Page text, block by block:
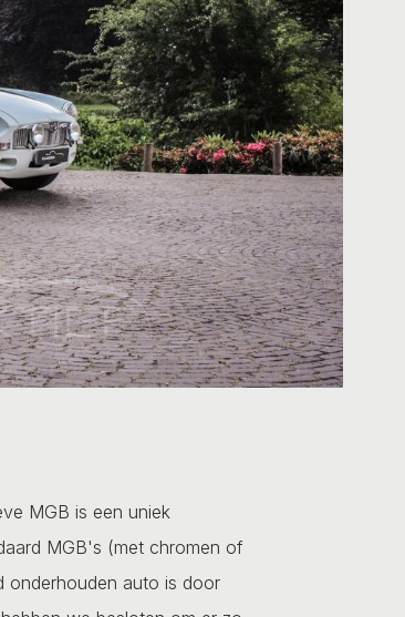
MGB is een uniek
MGB's (met chromen of
onderhouden auto is door